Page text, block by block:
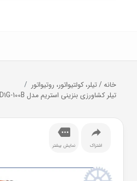
خانه/تیلر، کولتیواتور، روتیواتور
تیلر کشاورزی بنزینی استریم مدل HSD1G-100B
اشتراک نمایش بیشتر